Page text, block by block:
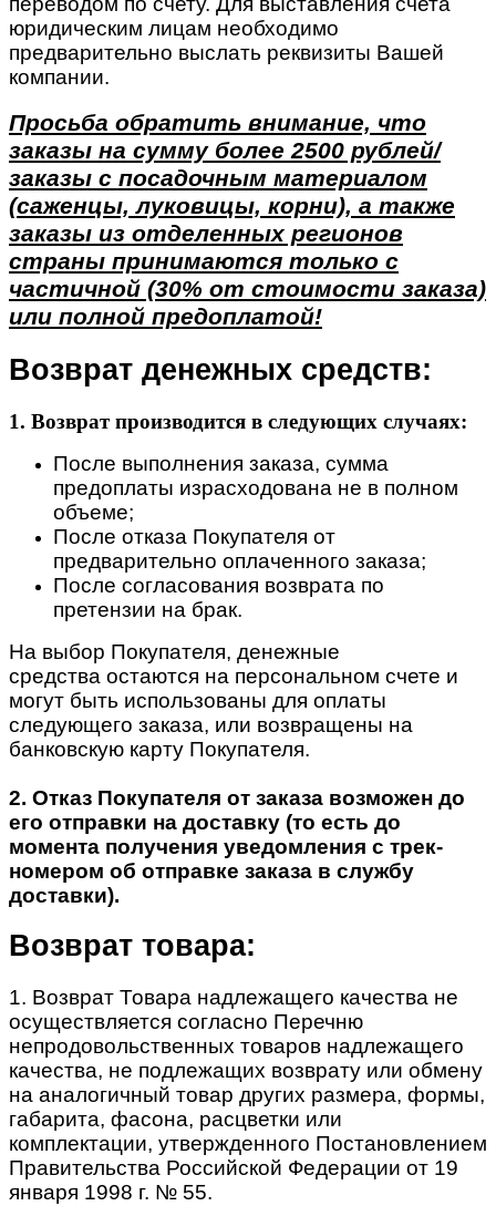
юридическим лицам необходимо
предварительно выслать реквизиты Вашей
компании.
Просьба обратить внимание, что
заказы на сумму более 2500 рублей/
заказы с посадочным материалом
(саженцы, луковицы, корни), а также
заказы из отделенных регионов
страны принимаются только с
частичной (30% от стоимости заказа)
или полной предоплатой!
Возврат денежных средств:
1. Возврат производится в следующих случаях:
После выполнения заказа, сумма
предоплаты израсходована не в полном
объеме;
После отказа Покупателя от
предварительно оплаченного заказа;
После согласования возврата по
претензии на брак.
На выбор Покупателя, денежные
средства остаются на персональном счете и
могут быть использованы для оплаты
следующего заказа, или возвращены на
банковскую карту Покупателя.
2. Отказ Покупателя от заказа возможен до
его отправки на доставку (то есть до
момента получения уведомления с трек-
номером об отправке заказа в службу
доставки).
Возврат товара:
1. Возврат Товара надлежащего качества не
осуществляется согласно Перечню
непродовольственных товаров надлежащего
качества, не подлежащих возврату или обмену
на аналогичный товар других размера, формы,
габарита, фасона, расцветки или
комплектации, утвержденного Постановлением
Правительства Российской Федерации от 19
января 1998 г. № 55.